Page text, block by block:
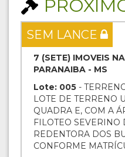
SEM LANCE
7 (SETE) IMOVEIS
PARANAIBA - MS
Lote: 005 -
LOTE DE TERRENO
QUADRA E, COM A
FILOTEO SEVERINO
REDENTORA DOS
CONFORME